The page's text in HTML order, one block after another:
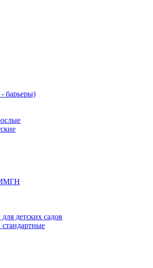
барьеры)
ММГН
детских садов